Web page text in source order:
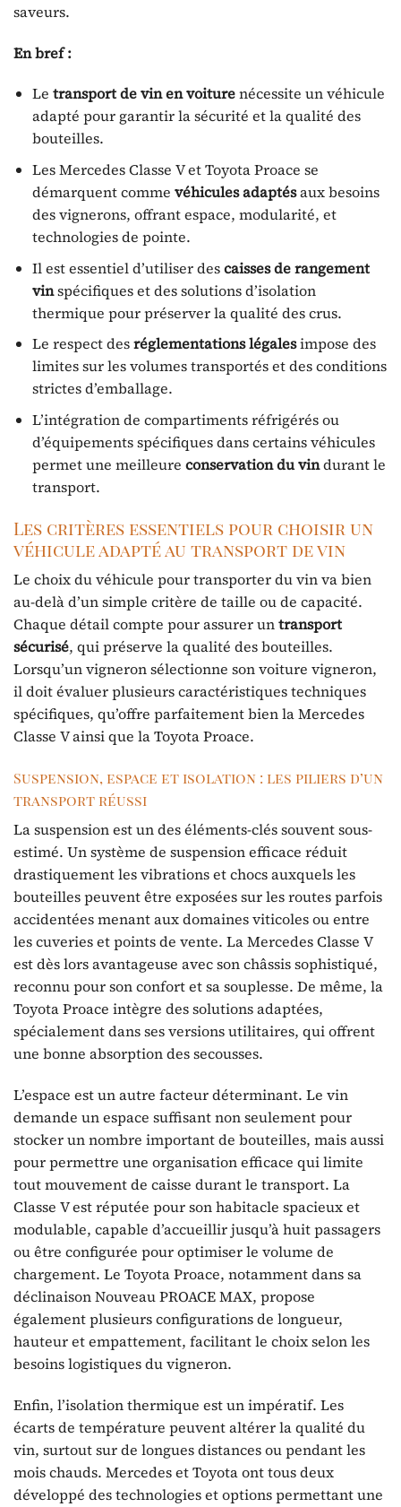
saveurs.
En bref :
Le transport de vin en voiturenécessite un véhicule
adapté pour garantir la sécurité et la qualité des
bouteilles.
Les Mercedes Classe V et Toyota Proace se
démarquent comme véhicules adaptésaux besoins
des vignerons, offrant espace, modularité, et
technologies de pointe.
Il est essentiel d’utiliser descaisses de rangement
vinspécifiques et des solutions d’isolation
thermique pour préserver la qualité des crus.
Le respect desréglementations légalesimpose des
limites sur les volumes transportés et des conditions
strictes d’emballage.
L’intégration de compartiments réfrigérés ou
d’équipements spécifiques dans certains véhicules
permet une meilleure conservation du vindurant le
transport.
Les critères essentiels pour choisir un
véhicule adapté au transport de vin
Le choix du véhicule pour transporter du vin va bien
au-delà d’un simple critère de taille ou de capacité.
Chaque détail compte pour assurer untransport
sécurisé, qui préserve la qualité des bouteilles.
Lorsqu’un vigneron sélectionne son voiture vigneron,
il doit évaluer plusieurs caractéristiques techniques
spécifiques, qu’offre parfaitement bien la Mercedes
Classe V ainsi que la Toyota Proace.
Suspension, espace et isolation : les piliers d’un
transport réussi
La suspension est un des éléments-clés souvent sous-
estimé. Un système de suspension efficace réduit
drastiquement les vibrations et chocs auxquels les
bouteilles peuvent être exposées sur les routes parfois
accidentées menant aux domaines viticoles ou entre
les cuveries et points de vente. La Mercedes Classe V
est dès lors avantageuse avec son châssis sophistiqué,
reconnu pour son confort et sa souplesse. De même, la
Toyota Proace intègre des solutions adaptées,
spécialement dans ses versions utilitaires, qui offrent
une bonne absorption des secousses.
L’espace est un autre facteur déterminant. Le vin
demande un espace suffisant non seulement pour
stocker un nombre important de bouteilles, mais aussi
pour permettre une organisation efficace qui limite
tout mouvement de caisse durant le transport. La
Classe V est réputée pour son habitacle spacieux et
modulable, capable d’accueillir jusqu’à huit passagers
ou être configurée pour optimiser le volume de
chargement. Le Toyota Proace, notamment dans sa
déclinaison Nouveau PROACE MAX, propose
également plusieurs configurations de longueur,
hauteur et empattement, facilitant le choix selon les
besoins logistiques du vigneron.
Enfin, l’isolation thermique est un impératif. Les
écarts de température peuvent altérer la qualité du
vin, surtout sur de longues distances ou pendant les
mois chauds. Mercedes et Toyota ont tous deux
développé des technologies et options permettant une